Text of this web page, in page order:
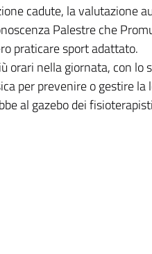
cadute, la valutazione
Palestre che
praticare sport adattato.
nella giornata, con lo
per prevenire o gestire la
al gazebo dei